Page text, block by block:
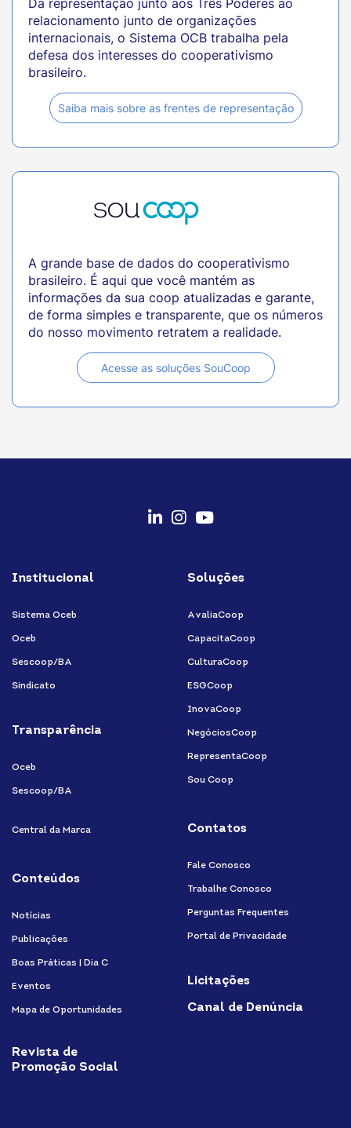
Da representação junto aos Três Poderes ao
relacionamento junto de organizações
internacionais, o Sistema OCB trabalha pela
defesa dos interesses do cooperativismo
brasileiro.
Saiba mais sobre as frentes de representação
A grande base de dados do cooperativismo
brasileiro. É aqui que você mantém as
informações da sua coop atualizadas e garante,
de forma simples e transparente, que os números
do nosso movimento retratem a realidade.
Acesse as soluções SouCoop
instagram
youtube
Institucional
Sistema Oceb
Oceb
Sescoop/BA
Sindicato
Transparência
Oceb
Sescoop/BA
Central da Marca
Conteúdos
Notícias
Publicações
Boas Práticas | Dia C
Eventos
Mapa de Oportunidades
Revista de
Promoção Social
Soluções
AvaliaCoop
CapacitaCoop
CulturaCoop
ESGCoop
InovaCoop
NegóciosCoop
RepresentaCoop
Sou Coop
Contatos
Fale Conosco
Trabalhe Conosco
Perguntas Frequentes
Portal de Privacidade
Licitações
Canal de Denúncia